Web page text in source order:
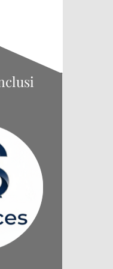
la storia del
specifiche per capire
di fiducia, supporto
per piccole e
attività a Bergamo.
gestione ottimizzata
in regime